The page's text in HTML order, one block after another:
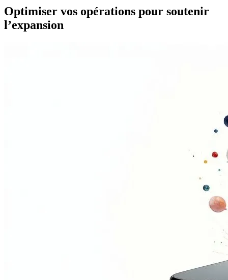
Optimiser vos opérations pour soutenir
l’expansion